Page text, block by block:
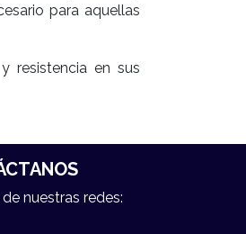
para aquellas
resistencia en sus
nuestras redes: